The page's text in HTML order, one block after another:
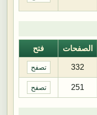
الصفحات فتح
332 تصفح
251 تصفح